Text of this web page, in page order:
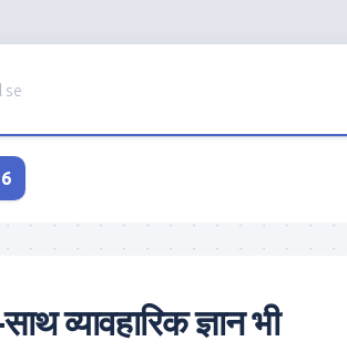
se
व्यावहारिक ज्ञान भी